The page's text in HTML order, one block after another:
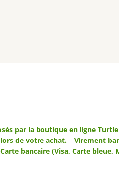
par la boutique en ligne Turtle
de votre achat. – Virement
bancaire (Visa, Carte bleue,